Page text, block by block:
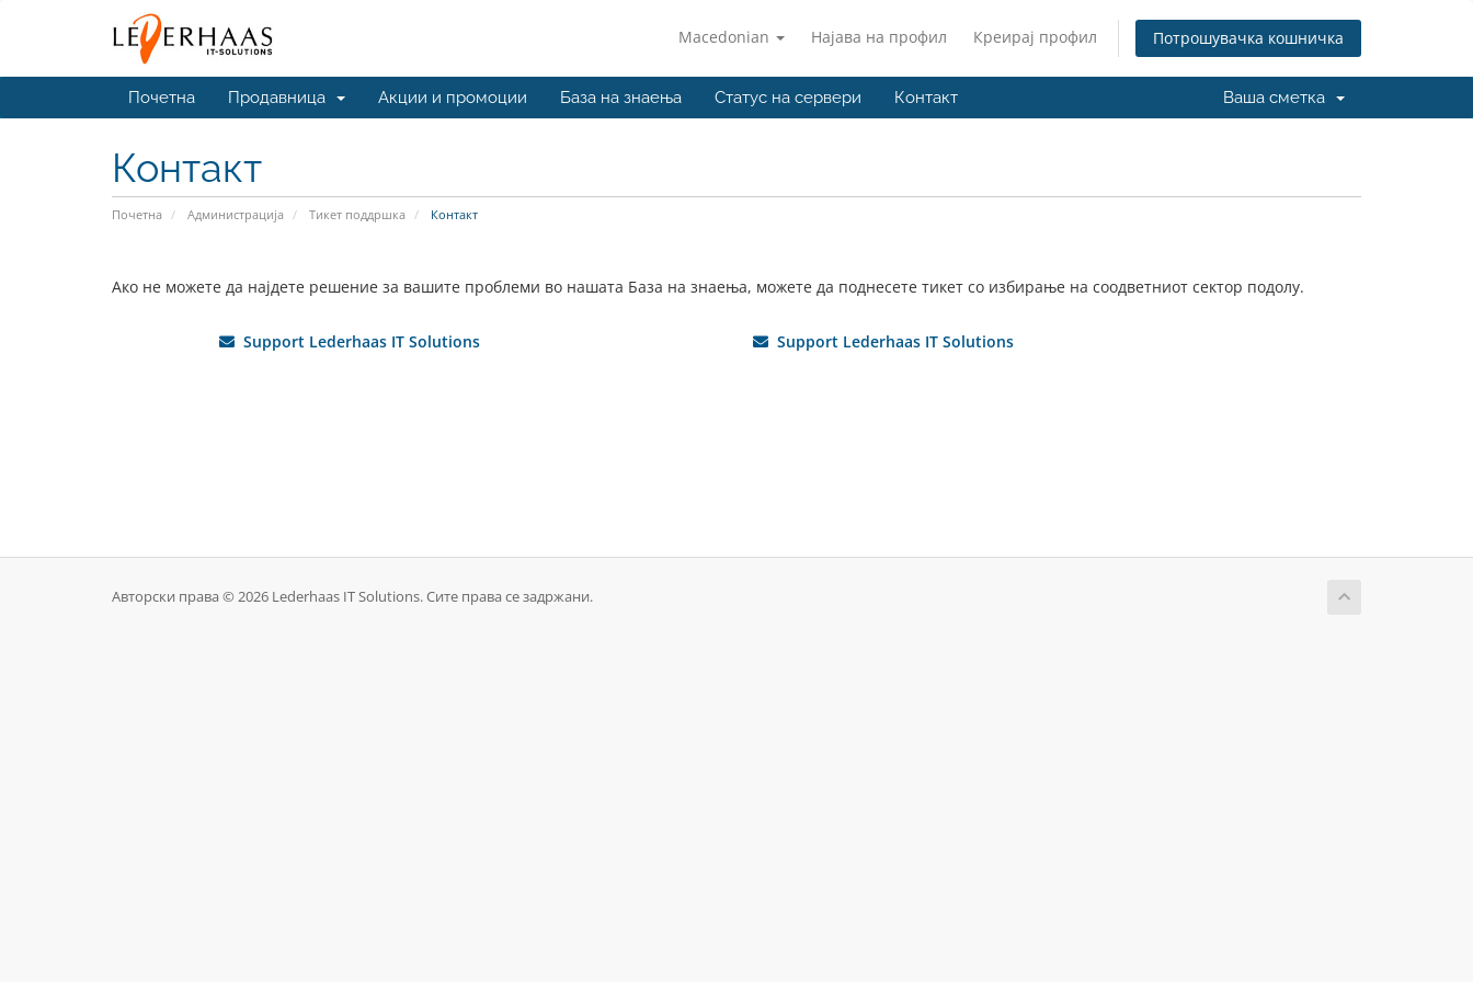
Macedonian Најава на профил Креирај профил Потрошувачка кошничка
Почетна Продавница Акции и промоции База на знаења Статус на сервери Контакт Ваша сметка
Контакт
Почетна Администрација Тикет поддршка Контакт
Ако не можете да најдете решение за вашите проблеми во нашата База на знаења, можете да поднесете тикет со избирање на соодветниот сектор подолу.
Support Lederhaas IT Solutions Support Lederhaas IT Solutions
Авторски права © 2026 Lederhaas IT Solutions. Сите права се задржани.